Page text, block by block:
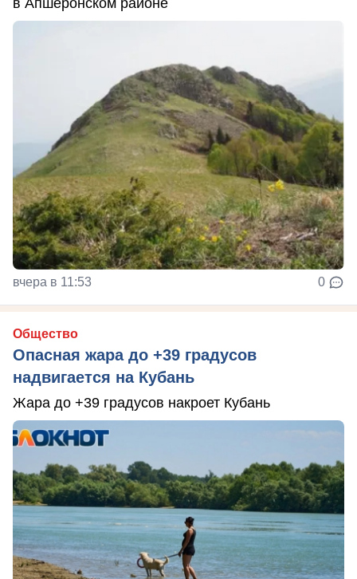
в Апшеронском районе
вчера в 11:53 0
Общество
Опасная жара до +39 градусов
надвигается на Кубань
Жара до +39 градусов накроет Кубань